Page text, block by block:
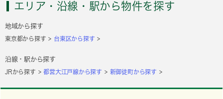
エリア・沿線・駅から物件を探す
地域から探す
東京都から探す 台東区から探す
沿線・駅から探す
JRから探す 都営大江戸線から探す 新御徒町から探す